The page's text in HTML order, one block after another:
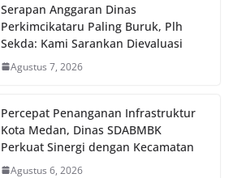
Serapan Anggaran Dinas
Perkimcikataru Paling Buruk, Plh
Sekda: Kami Sarankan Dievaluasi
Agustus 7, 2026
Percepat Penanganan Infrastruktur
Kota Medan, Dinas SDABMBK
Perkuat Sinergi dengan Kecamatan
Agustus 6, 2026